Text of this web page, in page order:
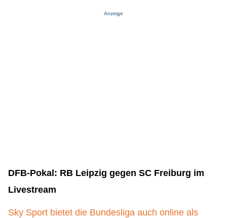
Anzeige
DFB-Pokal: RB Leipzig gegen SC Freiburg im
Livestream
Sky Sport bietet die Bundesliga auch online als